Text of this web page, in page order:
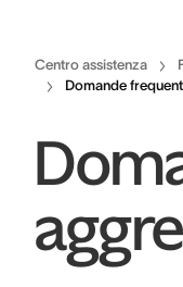
Centro assistenza
Domande